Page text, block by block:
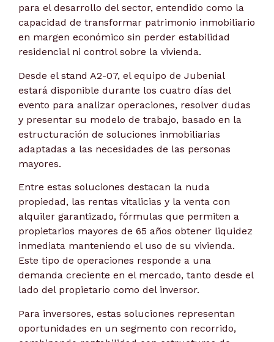
para el desarrollo del sector, entendido como la
capacidad de transformar patrimonio inmobiliario
en margen económico sin perder estabilidad
residencial ni control sobre la vivienda.
Desde el stand A2-07, el equipo de Jubenial
estará disponible durante los cuatro días del
evento para analizar operaciones, resolver dudas
y presentar su modelo de trabajo, basado en la
estructuración de soluciones inmobiliarias
adaptadas a las necesidades de las personas
mayores.
Entre estas soluciones destacan la nuda
propiedad, las rentas vitalicias y la venta con
alquiler garantizado, fórmulas que permiten a
propietarios mayores de 65 años obtener liquidez
inmediata manteniendo el uso de su vivienda.
Este tipo de operaciones responde a una
demanda creciente en el mercado, tanto desde el
lado del propietario como del inversor.
Para inversores, estas soluciones representan
oportunidades en un segmento con recorrido,